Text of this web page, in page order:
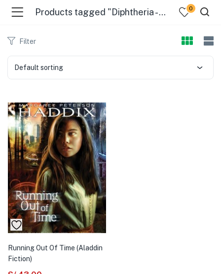
Products tagged "Diphtheria - Fiction" 0
Filter
Default sorting
Running Out Of Time (Aladdin
Fiction)